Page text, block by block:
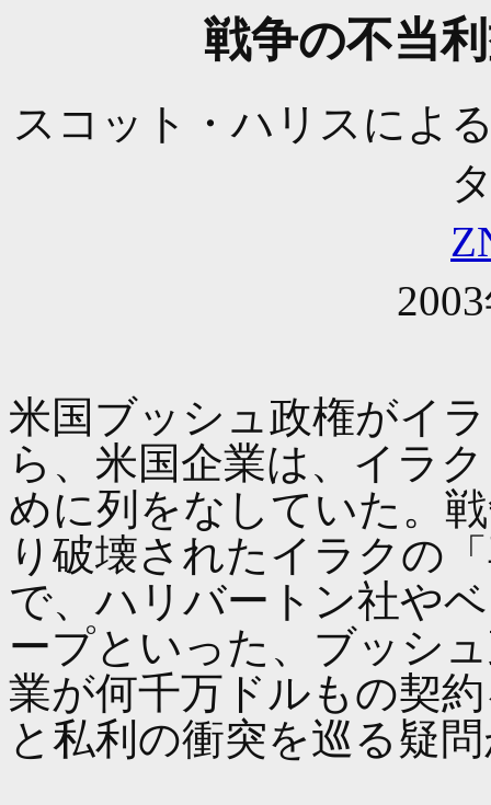
戦争の不当
スコット・ハリスによ
米国ブッシュ政権がイ
ら、米国企業は、イラ
めに列をなしていた。
り破壊されたイラクの
で、ハリバートン社や
ープといった、ブッシ
業が何千万ドルもの契
と私利の衝突を巡る疑